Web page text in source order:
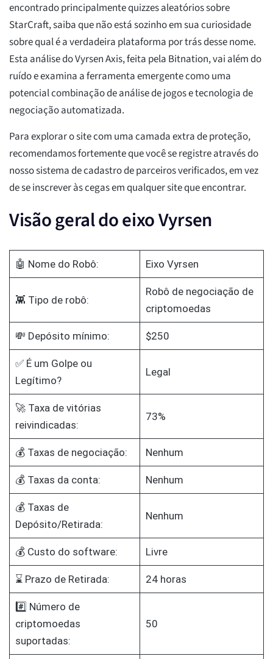
encontrado principalmente quizzes aleatórios sobre
StarCraft, saiba que não está sozinho em sua curiosidade
sobre qual é a verdadeira plataforma por trás desse nome.
Esta análise do Vyrsen Axis, feita pela Bitnation, vai além do
ruído e examina a ferramenta emergente como uma
potencial combinação de análise de jogos e tecnologia de
negociação automatizada.
Para explorar o site com uma camada extra de proteção,
recomendamos fortemente que você se registre através do
nosso sistema de cadastro de parceiros verificados, em vez
de se inscrever às cegas em qualquer site que encontrar.
Visão geral do eixo Vyrsen
🤖 Nome do Robô: Eixo Vyrsen
👾 Tipo de robô:
Robô de negociação de
criptomoedas
💸 Depósito mínimo: $250
✅ É um Golpe ou
Legítimo?
Legal
🚀 Taxa de vitórias
reivindicadas:
73%
💰 Taxas de negociação: Nenhum
💰 Taxas da conta: Nenhum
💰 Taxas de
Depósito/Retirada:
Nenhum
💰 Custo do software: Livre
⌛ Prazo de Retirada: 24 horas
#️⃣ Número de
criptomoedas
suportadas:
50